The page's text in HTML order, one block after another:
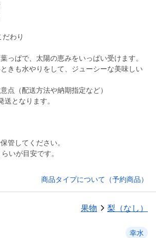
わり
っぱで、太陽の恵みをいっぱい受けます。
きも水やりをして、ジューシーな美味しい
点（配送方法や納期指定など）
となります。
管してください。
いが目安です。
商品タイプについて（予約商品）
果物 梨（なし）
幸水